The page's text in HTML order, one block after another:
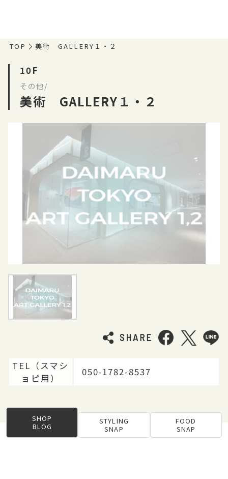
TOP 美術 GALLERY１・２
10F
その他/
美術 GALLERY１・２
TEL（スマシ
ョピ用）
050-1782-8537
SHOP
BLOG
STYLING
SNAP
FOOD
SNAP